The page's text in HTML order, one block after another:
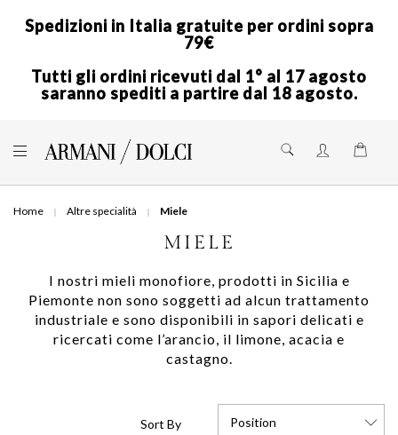
Spedizioni in Italia gratuite per ordini sopra
79€
Tutti gli ordini ricevuti dal 1° al 17 agosto
saranno spediti a partire dal 18 agosto.
Home Altre specialità Miele
MIELE
I nostri mieli monofiore, prodotti in Sicilia e
Piemonte non sono soggetti ad alcun trattamento
industriale e sono disponibili in sapori delicati e
ricercati come l’arancio, il limone, acacia e
castagno.
Sort By Position